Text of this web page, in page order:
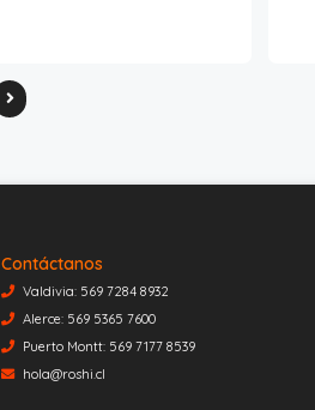
Contáctanos
Valdivia: 569 7284 8932
Alerce: 569 5365 7600
Puerto Montt: 569 7177 8539
hola@roshi.cl